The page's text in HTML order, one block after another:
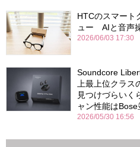
HTCのスマート
ュー AIと音声
2026/06/03 17:30
Soundcore
上最上位クラス
見つけづらい
ャン性能はBose
2026/05/30 16:56